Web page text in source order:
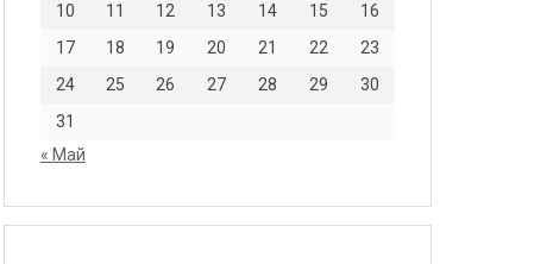
10
11 12 13 14 15
16
17
18 19 20 21 22
23
24
25 26 27 28 29
30
31
« Май